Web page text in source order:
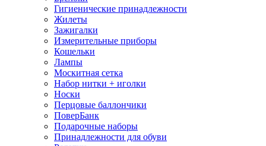
Гигиенические принадлежности
Жилеты
Зажигалки
Измерительные приборы
Кошельки
Лампы
Москитная сетка
Набор нитки + иголки
Носки
Перцовые баллончики
ПоверБанк
Подарочные наборы
Принадлежности для обуви